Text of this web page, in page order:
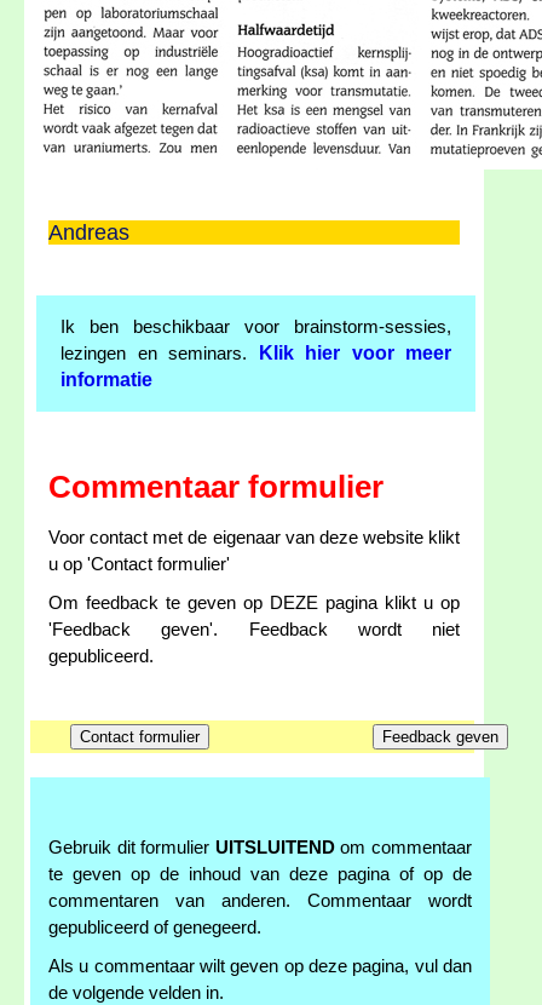
Andreas
Ik ben beschikbaar voor brainstorm-sessies,
lezingen en seminars.
Klik hier voor meer
informatie
Commentaar formulier
Voor contact met de eigenaar van deze website klikt
u op 'Contact formulier'
Om feedback te geven op DEZE pagina klikt u op
'Feedback geven'. Feedback wordt niet
gepubliceerd.
Gebruik dit formulier UITSLUITENDom commentaar
te geven op de inhoud van deze pagina of op de
commentaren van anderen. Commentaar wordt
gepubliceerd of genegeerd.
Als u commentaar wilt geven op deze pagina, vul dan
de volgende velden in.